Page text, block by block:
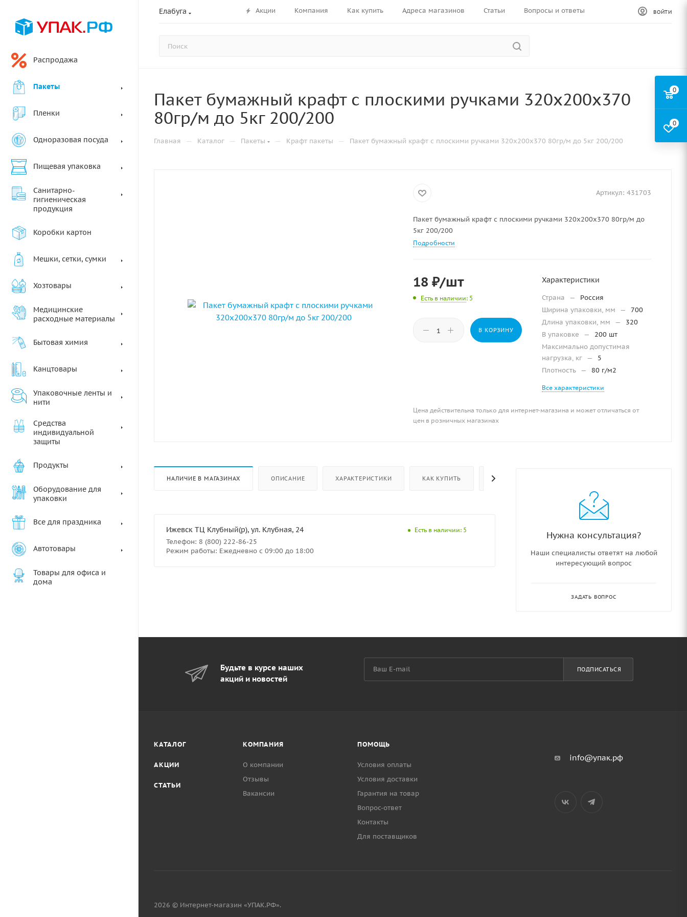
Елабуга Акции Компания Как купить Адреса магазинов Статьи Вопросы и ответы ВОЙТИ
Распродажа
Пакеты
Пленки
Одноразовая посуда
Пищевая упаковка
Санитарно-
гигиеническая
продукция
Коробки картон
Мешки, сетки, сумки
Хозтовары
Медицинские
расходные материалы
Бытовая химия
Канцтовары
Упаковочные ленты и
нити
Средства
индивидуальной
защиты
Продукты
Оборудование для
упаковки
Все для праздника
Автотовары
Товары для офиса и
дома
Пакет бумажный крафт с плоскими ручками 320х200х370
80гр/м до 5кг 200/200
Главная — Каталог — Пакеты — Крафт пакеты — Пакет бумажный крафт с плоскими ручками 320х200х370 80гр/м до 5кг 200/200
Артикул: 431703
Пакет бумажный крафт с плоскими ручками 320х200х370 80гр/м до
5кг 200/200
Подробности
18 ₽/шт
Есть в наличии: 5
В КОРЗИНУ
Характеристики
Страна —
Россия
Ширина упаковки, мм
—
700
Длина упаковки, мм
—
320
В упаковке
—
200 шт
Максимально допустимая
нагрузка, кг —
5
Плотность — 80 г/м2
Все характеристики
Цена действительна только для интернет-магазина и может отличаться от
цен в розничных магазинах
НАЛИЧИЕ В МАГАЗИНАХ ОПИСАНИЕ ХАРАКТЕРИСТИКИ КАК КУПИТЬ ОПЛАТА
Ижевск ТЦ Клубный(р), ул. Клубная, 24
Телефон: 8 (800) 222-86-25
Режим работы: Ежедневно с 09:00 до 18:00
Есть в наличии: 5 Нужна консультация?
Наши специалисты ответят на любой
интересующий вопрос
ЗАДАТЬ ВОПРОС
Будьте в курсе наших
акций и новостей
ПОДПИСАТЬСЯ
КАТАЛОГ
АКЦИИ
СТАТЬИ
КОМПАНИЯ
О компании
Отзывы
Вакансии
ПОМОЩЬ
Условия оплаты
Условия доставки
Гарантия на товар
Вопрос-ответ
Контакты
Для поставщиков
info@упак.рф
2026 © Интернет-магазин «УПАК.РФ».
0
0